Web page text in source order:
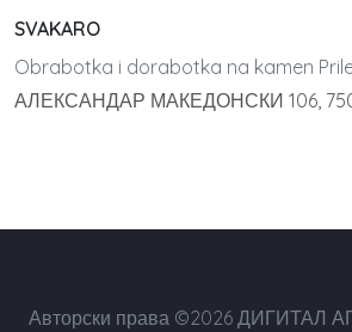
SVAKARO
Obrabotka i dorabotka na kamen
АЛЕКСАНДАР МАКЕДОНСКИ 106,
Авторски права ©2026 ДИГИТАЛ